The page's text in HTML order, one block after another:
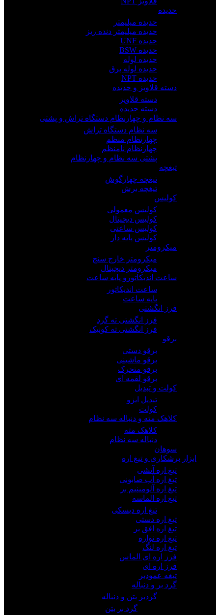
حدیده
حدیده میلیمتر
حدیده میلیمتر دنده ریز
حدیده UNF
حدیده BSW
حدیده لوله
حدیده لوله برق
حدیده NPT
دسته قلاویز و حدیده
دسته قلاویز
دسته حدیده
سه نظام و چهارنظام دستگاه تراش و پشتی
سه نظام دستگاه تراش
چهارنظام منظم
چهارنظام نامنظم
پشتی سه نظام و چهارنظام
تیغچه
تیغچه چهارگوش
تیغچه برش
کولیس
کولیس معمولی
کولیس دیجیتال
کولیس ساعتی
کولیس پایه دار
میکرومتر
میکرومتر خارج سنج
میکرومتر دیجیتال
ساعت اندیکاتورو پایه ساعت
ساعت اندیکاتور
پایه ساعت
فرز انگشتی
فرز انگشتی ته گرد
فرز انگشتی ته کونیک
برقو
برقو دستی
برقو ماشینی
برقو متحرک
برقو لقمه ای
کولت و تبدیل
تبدیل ایزو
کولت
کلاهک مته و دنباله سه نظام
کلاهک مته
دنباله سه نظام
سوهان
ابزار برشکاری و تیغ اره
تیغ اره آتشی
تیغ اره آب صابونی
تیغ اره آلومینیم بر
تیغ اره الماسه
تیغ اره دیسکی
تیغ اره دستی
تیغ اره افق بر
تیغ اره نواره
تیغ اره لنگ
فرز اره ای الماس
فرز اره ای
تیغه عمودبر
گرد بر و دنباله
گردبر بتن و دنباله
گرد بر بتن